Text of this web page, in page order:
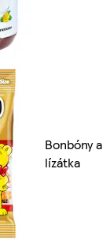
Bonbóny a
lízátka